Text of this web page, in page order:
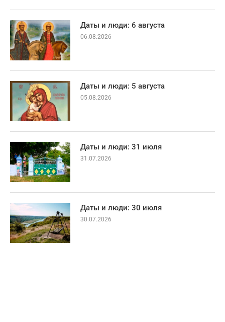
Даты и люди: 6 августа
06.08.2026
Даты и люди: 5 августа
05.08.2026
Даты и люди: 31 июля
31.07.2026
Даты и люди: 30 июля
30.07.2026